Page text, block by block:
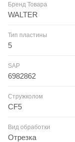
Бренд Товара
WALTER
Тип пластины
5
SAP
6982862
Стружколом
CF5
Вид обработки
Отрезка